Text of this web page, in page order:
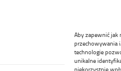
Aby zapewnić jak
przechowywania
technologie
unikalne
niekorzystnie